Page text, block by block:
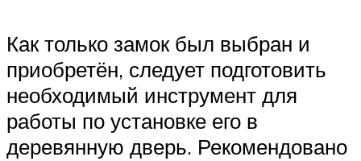
Как только замок был выбран и
приобретён, следует подготовить
необходимый инструмент для
работы по установке его в
деревянную дверь. Рекомендовано